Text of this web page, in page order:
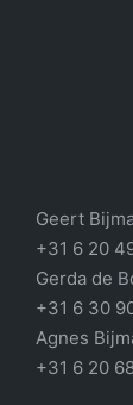
Geert
+31 6 20
Gerda de
+31 6 30
Agnes
+31 6 20